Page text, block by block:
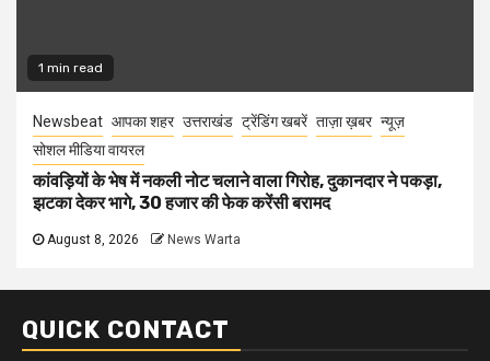
1 min read
Newsbeat आपका शहर उत्तराखंड ट्रेंडिंग खबरें ताज़ा ख़बर न्यूज़
सोशल मीडिया वायरल
कांवड़ियों के भेष में नकली नोट चलाने वाला गिरोह, दुकानदार ने पकड़ा,
झटका देकर भागे, 30 हजार की फेक करेंसी बरामद
August 8, 2026 News Warta
QUICK CONTACT